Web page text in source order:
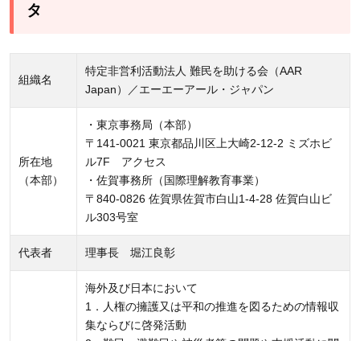
タ
組織名
特定非営利活動法人 難民を助ける会（AAR
Japan）／エーエーアール・ジャパン
所在地
（本部）
・東京事務局（本部）
〒141-0021 東京都品川区上大崎2-12-2 ミズホビ
ル7F アクセス
・佐賀事務所（国際理解教育事業）
〒840-0826 佐賀県佐賀市白山1-4-28 佐賀白山ビ
ル303号室
代表者 理事長 堀江良彰
海外及び日本において
1．人権の擁護又は平和の推進を図るための情報収
集ならびに啓発活動